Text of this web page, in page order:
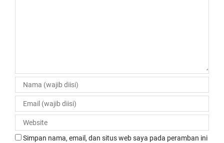
Simpan nama, email, dan situs web saya pada peramban ini